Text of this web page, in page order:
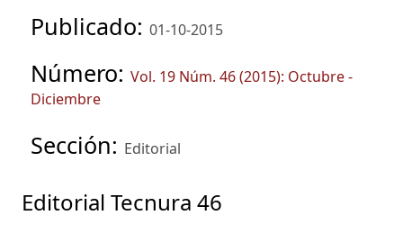
Publicado: 01-10-2015
Número: Vol. 19 Núm. 46 (2015): Octubre -
Diciembre
Sección: Editorial
Editorial Tecnura 46